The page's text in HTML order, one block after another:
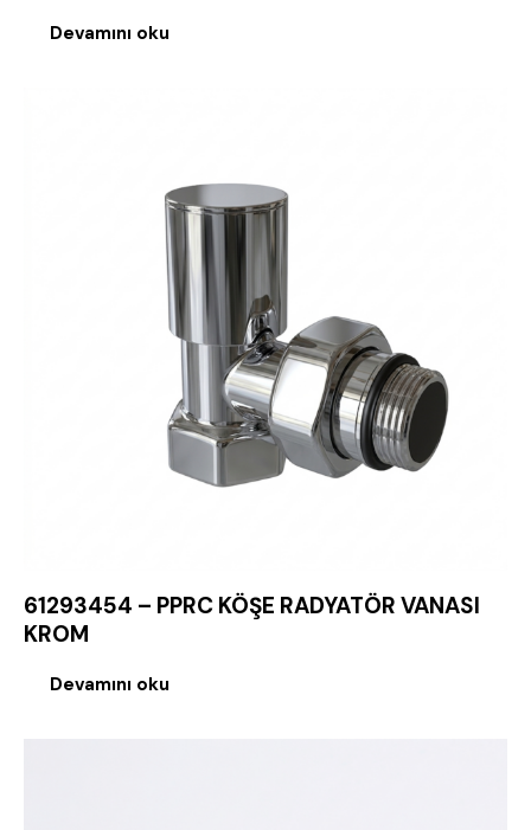
Devamını oku
61293454 – PPRC KÖŞE RADYATÖR VANASI
KROM
Devamını oku